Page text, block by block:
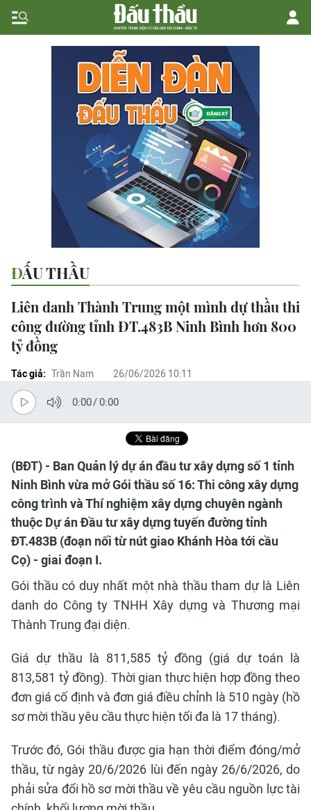
ĐẤU THẦU
Liên danh Thành Trung một mình dự thầu thi
công đường tỉnh ĐT.483B Ninh Bình hơn 800
tỷ đồng
Tác giả: Trần Nam 26/06/2026 10:11
0:00/0:00
(BĐT) - Ban Quản lý dự án đầu tư xây dựng số 1 tỉnh
Ninh Bình vừa mở Gói thầu số 16: Thi công xây dựng
công trình và Thí nghiệm xây dựng chuyên ngành
thuộc Dự án Đầu tư xây dựng tuyến đường tỉnh
ĐT.483B (đoạn nối từ nút giao Khánh Hòa tới cầu
Cọ) - giai đoạn I.
Gói thầu có duy nhất một nhà thầu tham dự là Liên
danh do Công ty TNHH Xây dựng và Thương mại
Thành Trung đại diện.
Giá dự thầu là 811,585 tỷ đồng (giá dự toán là
813,581 tỷ đồng). Thời gian thực hiện hợp đồng theo
đơn giá cố định và đơn giá điều chỉnh là 510 ngày (hồ
sơ mời thầu yêu cầu thực hiện tối đa là 17 tháng).
Trước đó, Gói thầu được gia hạn thời điểm đóng/mở
thầu, từ ngày 20/6/2026 lùi đến ngày 26/6/2026, do
phải sửa đổi hồ sơ mời thầu về yêu cầu nguồn lực tài